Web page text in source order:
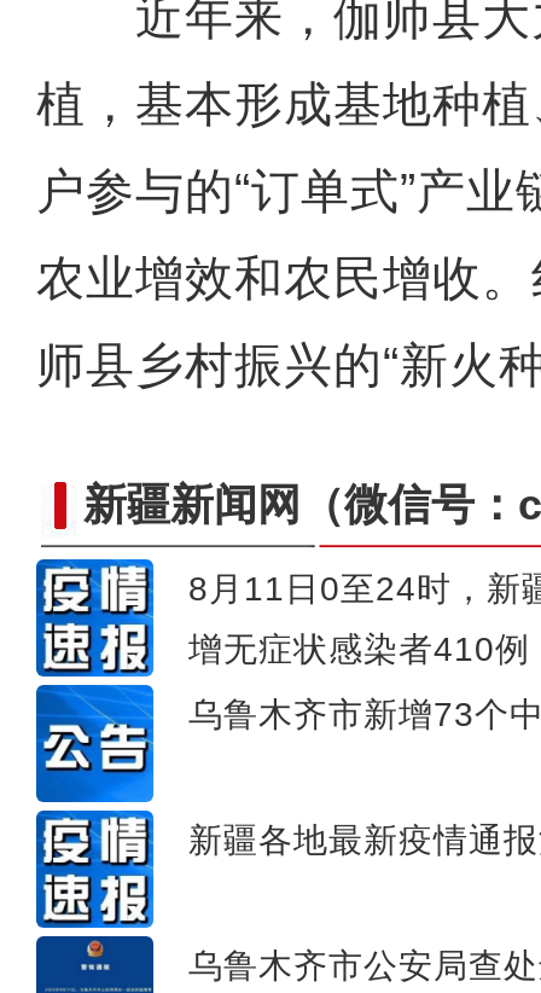
近年来，伽师县大
植，基本形成基地种
户参与的“订单式”产
农业增效和农民增收
师县乡村振兴的“新火
新疆新闻网 （微信号
8月11日0至24时，新
增无症状感染者410例
乌鲁木齐市新增73个
新疆各地最新疫情通
乌鲁木齐市公安局查
新疆疏附县：农产品深加工